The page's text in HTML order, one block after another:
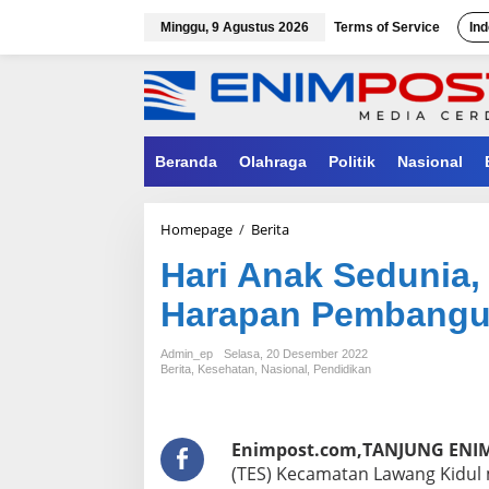
Minggu, 9 Agustus 2026 Terms of Service
Beranda Olahraga Politik Nasional
Homepage / BeritaHari
Sedunia,
Tekankan
Anak
Sebagai
Harapan
Pembangunan
Hari Anak
Harapan
Admin_ep
Selasa, 20 Desember 2022
Berita Kesehatan Nasional Pendidikan
Enimpost.com,TANJUNG
(TES) Kecamatan Lawang